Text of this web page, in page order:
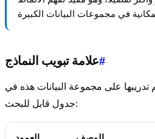
علامة تبويب النماذج#
تدريبها على مجموعة البيانات هذه في
جدول قابل للبحث: